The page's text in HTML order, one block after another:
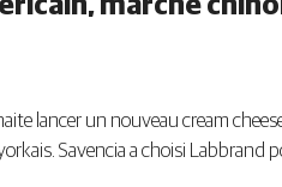
marché
lancer un nouveau cream
Savencia a choisi Labbrand